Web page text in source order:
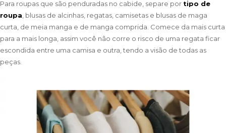
Para roupas que são penduradas no cabide, separe por tipo de
roupa , blusas de alcinhas, regatas, camisetas e blusas de maga
curta, de meia manga e de manga comprida. Comece da mais curta
para a mais longa, assim você não corre o risco de uma regata ficar
escondida entre uma camisa e outra, tendo a visão de todas as
peças.